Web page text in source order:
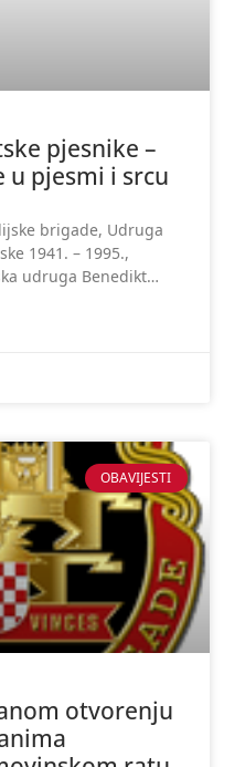
pjesnike –
u pjesmi i srcu
brigade, Udruga
1941. – 1995.,
udruga Benedikt…
OBAVIJESTI
otvorenju